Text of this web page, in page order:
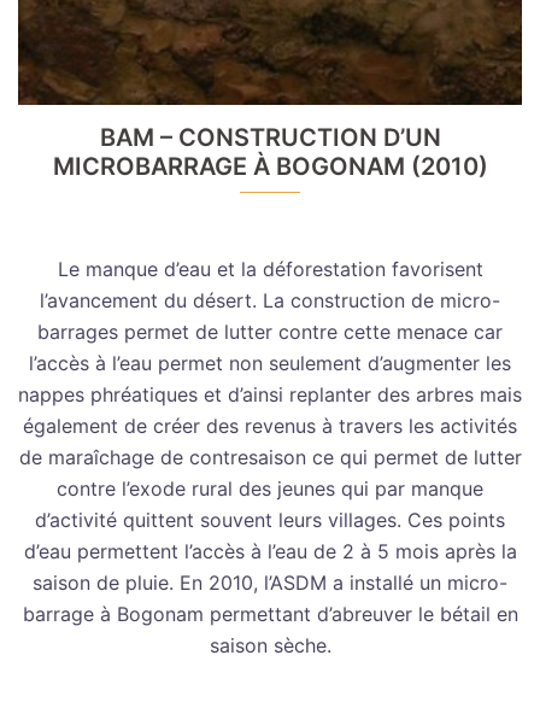
BAM – CONSTRUCTION D’UN
MICROBARRAGE À BOGONAM (2010)
Le manque d’eau et la déforestation favorisent
l’avancement du désert. La construction de micro-
barrages permet de lutter contre cette menace car
l’accès à l’eau permet non seulement d’augmenter les
nappes phréatiques et d’ainsi replanter des arbres mais
également de créer des revenus à travers les activités
de maraîchage de contresaison ce qui permet de lutter
contre l’exode rural des jeunes qui par manque
d’activité quittent souvent leurs villages. Ces points
d’eau permettent l’accès à l’eau de 2 à 5 mois après la
saison de pluie. En 2010, l’ASDM a installé un micro-
barrage à Bogonam permettant d’abreuver le bétail en
saison sèche.